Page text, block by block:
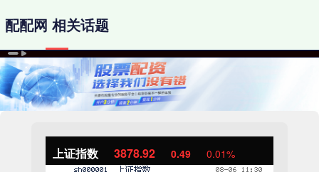
上证指数 3878.92 0.49 0.01%
配配网 相关话题